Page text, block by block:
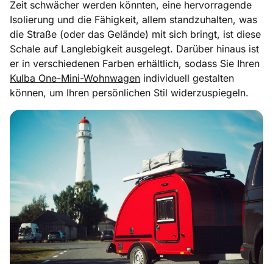
Zeit schwächer werden könnten, eine hervorragende
Isolierung und die Fähigkeit, allem standzuhalten, was
die Straße (oder das Gelände) mit sich bringt, ist diese
Schale auf Langlebigkeit ausgelegt. Darüber hinaus ist
er in verschiedenen Farben erhältlich, sodass Sie Ihren
Kulba One-Mini-Wohnwagen individuell gestalten
können, um Ihren persönlichen Stil widerzuspiegeln.